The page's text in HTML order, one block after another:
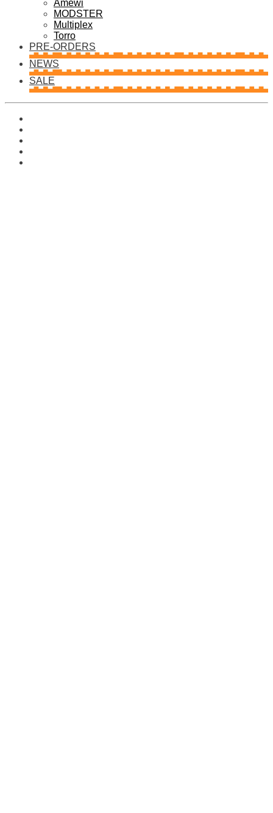
Amewi
MODSTER
Multiplex
Torro
PRE-ORDERS
NEWS
SALE